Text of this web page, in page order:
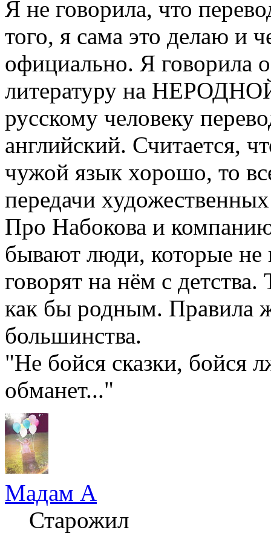
Я не говорила, что
того, я сама это делаю и
официально. Я говорила
литературу на
русскому человеку
английский. Считается,
чужой язык хорошо, то
передачи
Про Набокова и
бывают люди, которые не
говорят на нём с
как бы родным. Правила
большинства.
"Не бойся сказки, бойся
обманет..."
Мадам А
Старожил